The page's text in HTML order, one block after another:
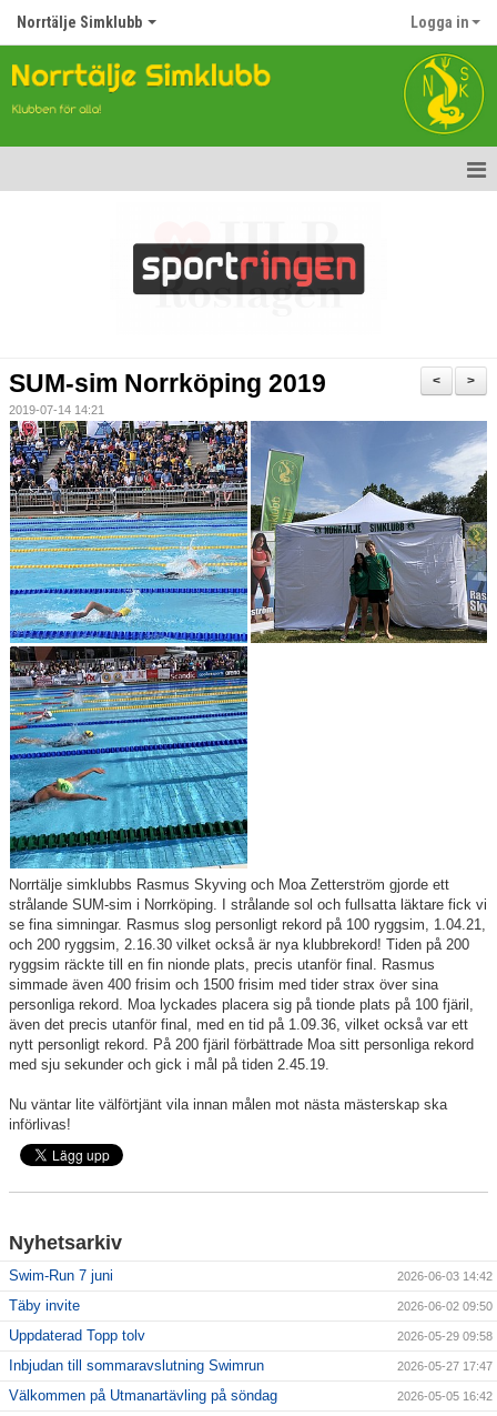
Norrtälje Simklubb Logga in
Topp Tolv
Anmälan till Simklubben
Våra tävlingar
Klubbkollektion
>
<
SUM-sim Norrköping 2019
2019-07-14 14:21
Norrtälje simklubbs Rasmus Skyving och Moa Zetterström gjorde ett
strålande SUM-sim i Norrköping. I strålande sol och fullsatta läktare fick vi
se fina simningar. Rasmus slog personligt rekord på 100 ryggsim, 1.04.21,
och 200 ryggsim, 2.16.30 vilket också är nya klubbrekord! Tiden på 200
ryggsim räckte till en fin nionde plats, precis utanför final. Rasmus
simmade även 400 frisim och 1500 frisim med tider strax över sina
personliga rekord. Moa lyckades placera sig på tionde plats på 100 fjäril,
även det precis utanför final, med en tid på 1.09.36, vilket också var ett
nytt personligt rekord. På 200 fjäril förbättrade Moa sitt personliga rekord
med sju sekunder och gick i mål på tiden 2.45.19.
Nu väntar lite välförtjänt vila innan målen mot nästa mästerskap ska
införlivas!
Nyhetsarkiv
Swim-Run 7 juni 2026-06-03 14:42
Täby invite 2026-06-02 09:50
Uppdaterad Topp tolv 2026-05-29 09:58
Inbjudan till sommaravslutning Swimrun 2026-05-27 17:47
Välkommen på Utmanartävling på söndag 2026-05-05 16:42